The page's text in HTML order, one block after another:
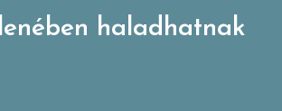
haladhatnak